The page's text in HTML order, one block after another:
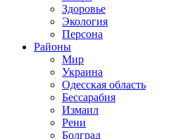
Здоровье
Экология
Персона
Районы
Мир
Украина
Одесская область
Бессарабия
Измаил
Рени
Болград